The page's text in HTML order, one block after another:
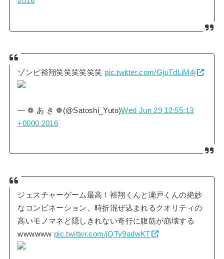
ゾンビ裕翔笑笑笑笑笑笑 pic.twitter.com/GjuTdLiM4j
— ❁ あ き ❁(@Satoshi_Yuto)Wed Jun 29 12:55:13
+0000 2016
ジェスチャーゲーム最高！裕翔くんと瀬戸くんの絶妙
なコンビネーション、時折混ぜ込まれるクオリティの
高いモノマネと隠しきれない奇行に腹筋が崩壊する
wwwwww pic.twitter.com/jQTy9adwKT